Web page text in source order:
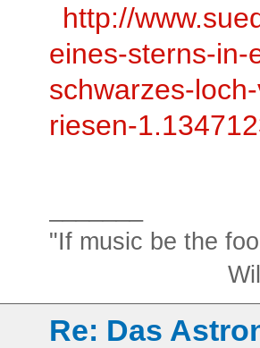
http://
eines-sterns-in-
schwarzes-
riesen-
"If music be the
William
Re: Das